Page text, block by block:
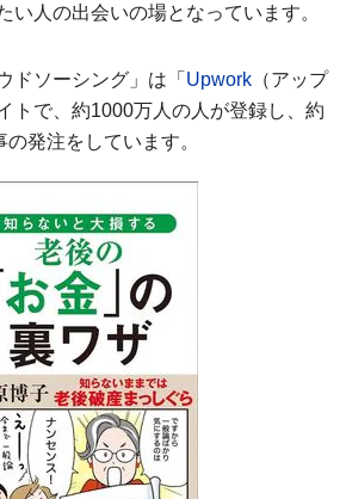
い人の出会いの場となっています。
ドソーシング」は「 Upwork （アップ
トで、約1000万人の人が登録し、約
発注をしています。